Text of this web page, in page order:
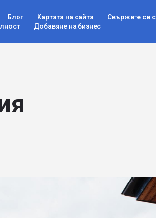
Блог Картата на сайта
Свържете се
Добавяне на бизнес